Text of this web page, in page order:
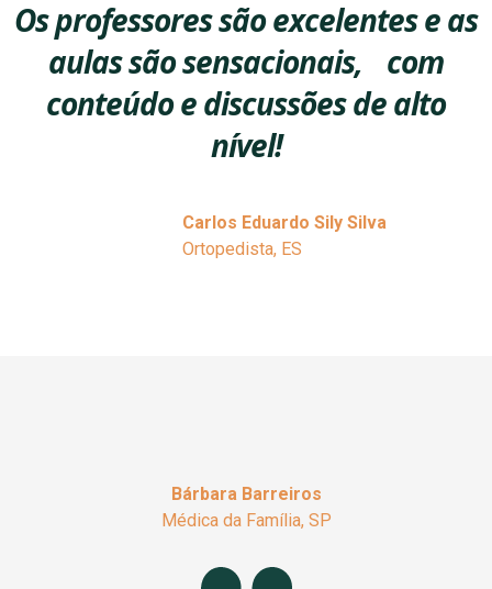
Os professores são excelentes e as
aulas são sensacionais, com
conteúdo e discussões de alto
nível!
Carlos Eduardo Sily Silva
Ortopedista, ES
Bárbara Barreiros
Médica da Família, SP